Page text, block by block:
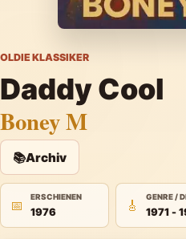
OLDIE KLASSIKER
Daddy Cool
Boney M
📚Archiv
📅
ERSCHIENEN
1976 🎸
GENRE /
1971 -